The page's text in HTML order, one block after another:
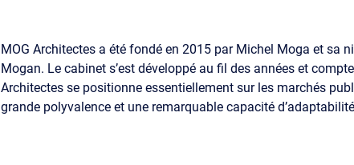
MOG Architectes a été fondé en 2015 par Michel Moga et sa
Mogan. Le cabinet s’est développé au fil des années et
Architectes se positionne essentiellement sur les marchés
grande polyvalence et une remarquable capacité